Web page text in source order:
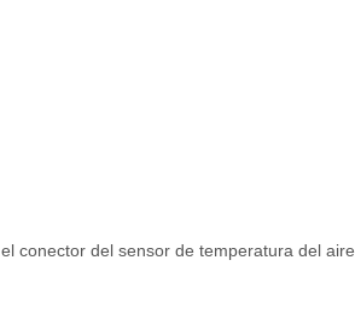
conector del sensor de temperatura del aire